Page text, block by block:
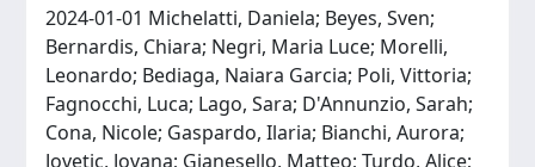
2024-01-01 Michelatti, Daniela; Beyes, Sven;
Bernardis, Chiara; Negri, Maria Luce; Morelli,
Leonardo; Bediaga, Naiara Garcia; Poli, Vittoria;
Fagnocchi, Luca; Lago, Sara; D'Annunzio, Sarah;
Cona, Nicole; Gaspardo, Ilaria; Bianchi, Aurora;
Jovetic, Jovana; Gianesello, Matteo; Turdo, Alice;